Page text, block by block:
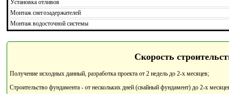
Установка отливов
Монтаж снегозадержателей
Монтаж водосточной системы
Скорость
Получение исходных данный, разработка проекта от 2 недель до 2-х месяцев;
Строительство фундамента - от нескольких дней (свайный фундамент) до 2-х